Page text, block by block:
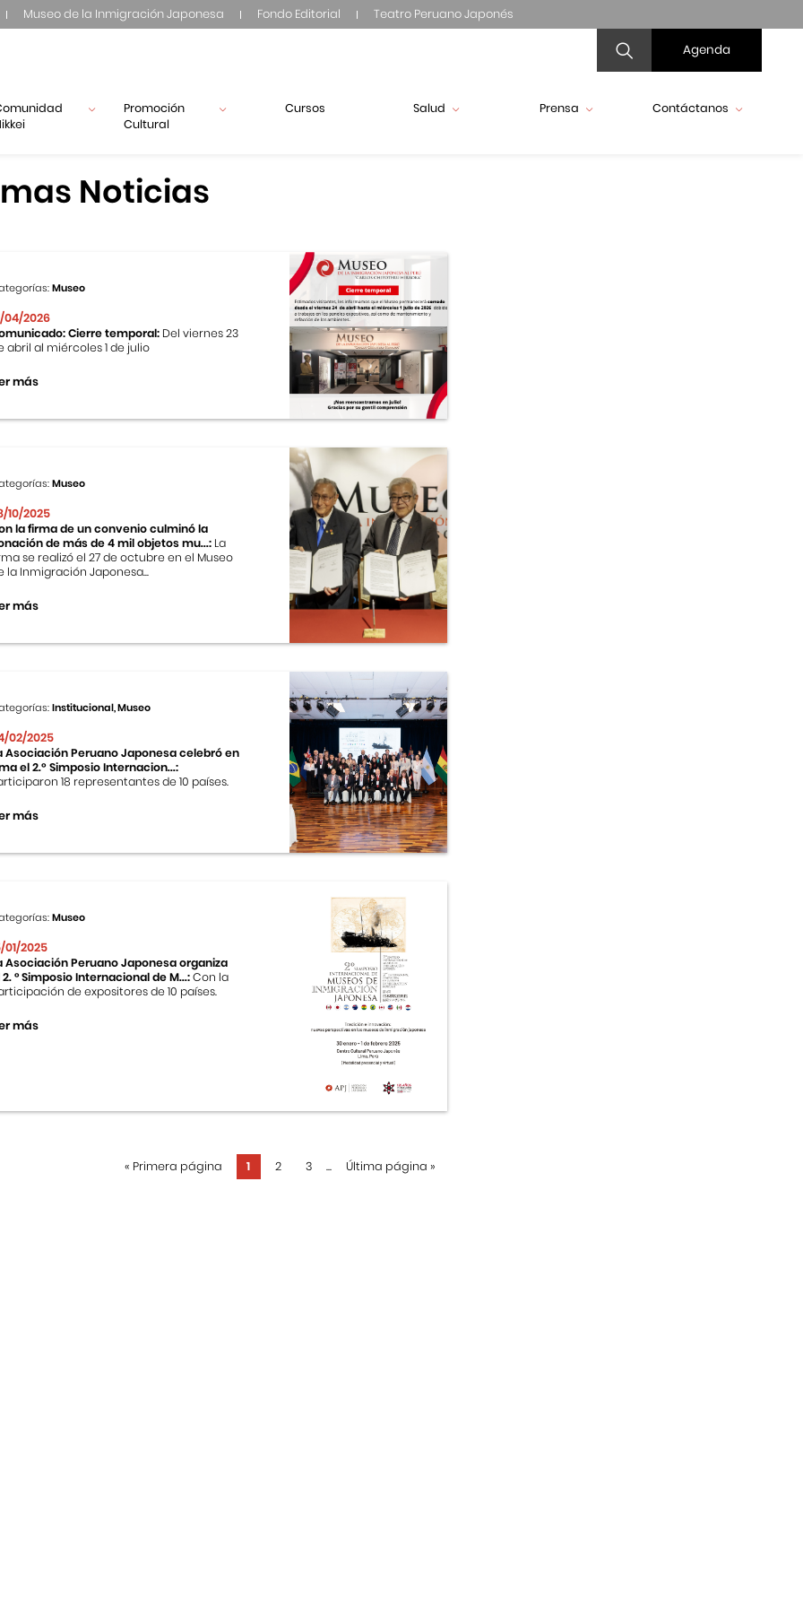
Museo de la Inmigración Japonesa Fondo Editorial Teatro Peruano Japonés
Agenda
Promoción
Cultural
Cursos Salud Prensa Contáctanos
Noticias
Museo
04/2026
Cierre temporal: Del viernes 23
abril al miércoles 1 de julio
más
Museo
10/2025
la firma de un convenio culminó la
de más de 4 mil objetos mu...: La
se realizó el 27 de octubre en el Museo
la Inmigración Japonesa...
más
Institucional, Museo
02/2025
Asociación Peruano Japonesa celebró en
el 2.º Simposio Internacion...:
18 representantes de 10 países.
más
Museo
01/2025
Asociación Peruano Japonesa organiza
2. ° Simposio Internacional de M...:Con la
de expositores de 10 países.
más
« Primera página 1 2 3 ... Última página »